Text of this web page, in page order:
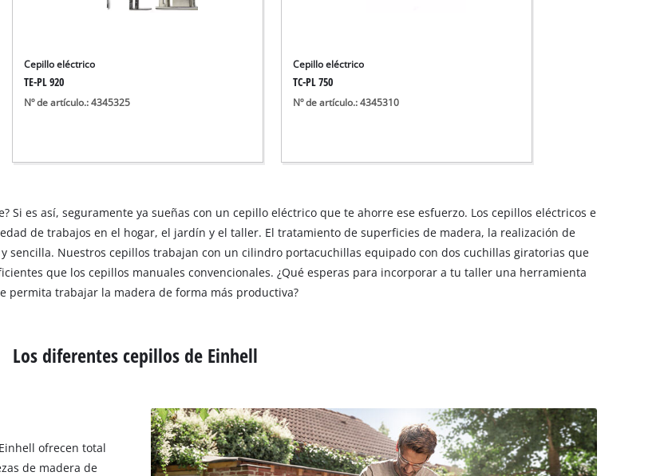
Más herramientas de limpieza
Máquinas pulidoras
Arrancadores
Cepillo eléctrico
TE-PL 920
Nº de artículo.: 4345325
Cepillo eléctrico
TC-PL 750
Nº de artículo.: 4345310
Si es así, seguramente ya sueñas con un cepillo eléctrico que te ahorre ese esfuerzo. Los cepillos eléctricos e
de trabajos en el hogar, el jardín y el taller. El tratamiento de superficies de madera, la realización de
sencilla. Nuestros cepillos trabajan con un cilindro portacuchillas equipado con dos cuchillas giratorias que
que los cepillos manuales convencionales. ¿Qué esperas para incorporar a tu taller una herramienta
permita trabajar la madera de forma más productiva?
Los diferentes cepillos de Einhell
ofrecen total
de madera de